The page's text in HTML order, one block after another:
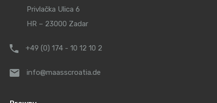
Privlačka Ulica 6
HR – 23000 Zadar
+49 (0) 174 - 10 12 10 2
info@maasscroatia.de